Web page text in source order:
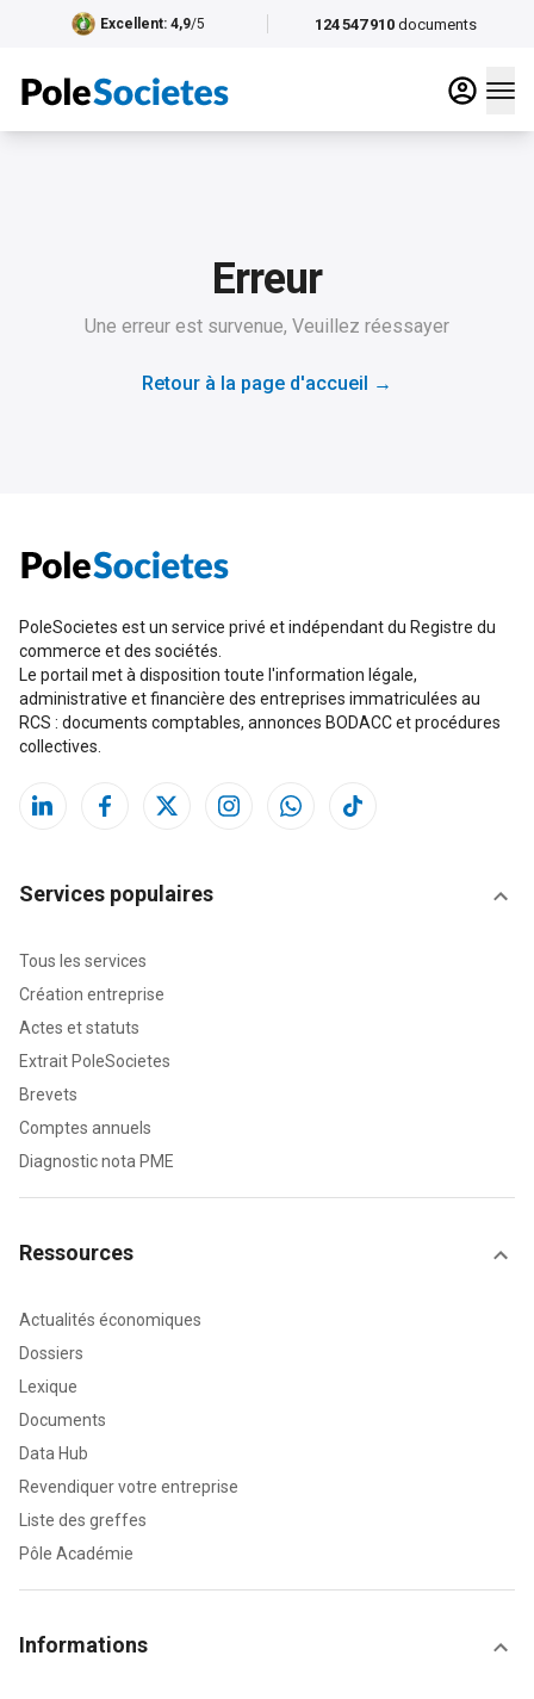
124 547 910 documents
Excellent: 4,9/5
Erreur
Une erreur est survenue, Veuillez réessayer
Retour à la page d'accueil →
PoleSocietes est un service privé et indépendant du Registre du
commerce et des sociétés.
Le portail met à disposition toute l'information légale,
administrative et financière des entreprises immatriculées au
RCS : documents comptables, annonces BODACC et procédures
collectives.
Services populaires
Tous les services
Création entreprise
Actes et statuts
Extrait PoleSocietes
Brevets
Comptes annuels
Diagnostic nota PME
Ressources
Actualités économiques
Dossiers
Lexique
Documents
Data Hub
Revendiquer votre entreprise
Liste des greffes
Pôle Académie
Informations